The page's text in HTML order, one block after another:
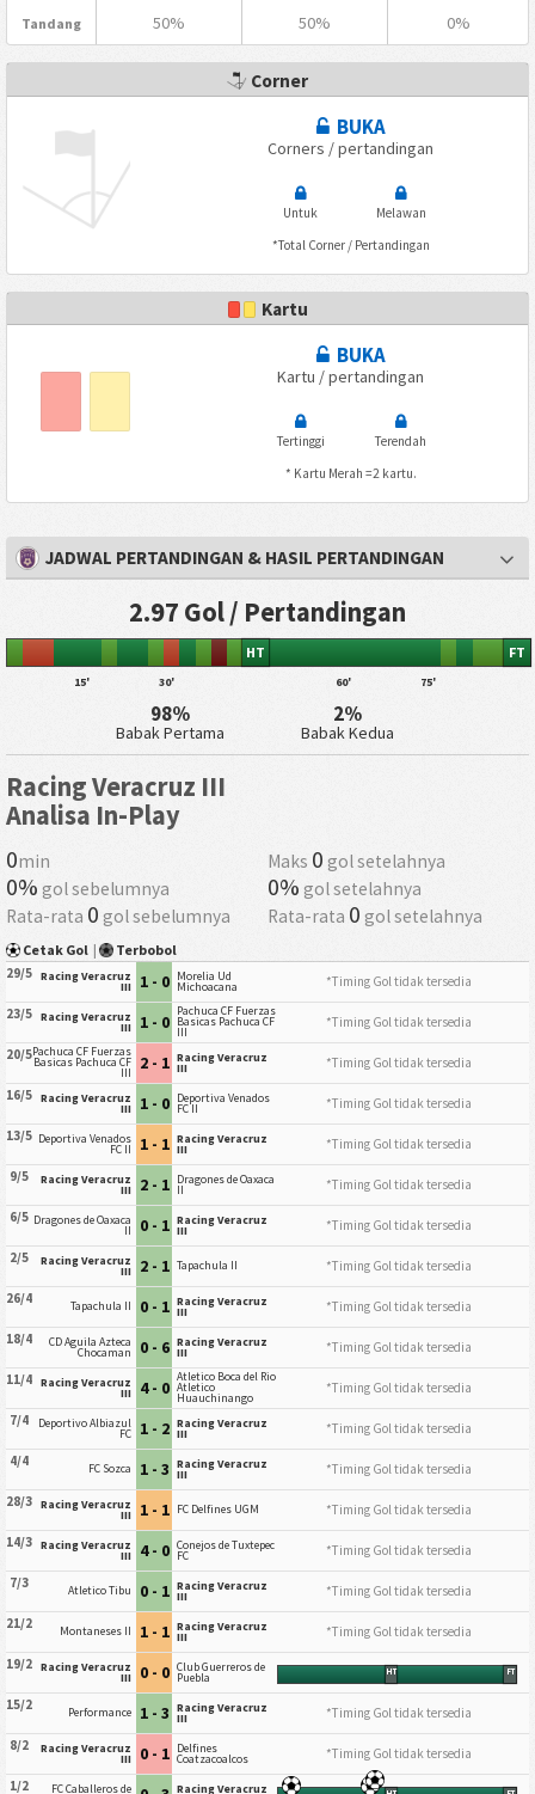
Tandang 50% 50% 0%
Corner
BUKA
Corners / pertandingan
Untuk
Melawan
*Total Corner / Pertandingan
Kartu
BUKA
Kartu / pertandingan
Tertinggi
Terendah
* Kartu Merah =2 kartu.
JADWAL PERTANDINGAN & HASIL PERTANDINGAN
2.97 Gol / Pertandingan
15' 30'
HT
60' 75'
FT
98%
Babak Pertama
2%
Babak Kedua
Racing Veracruz III
Analisa In-Play
0min Maks 0 gol setelahnya
0% gol sebelumnya 0% gol setelahnya
Rata-rata 0 gol sebelumnya Rata-rata 0 gol setelahnya
Cetak Gol | Terbobol
29/5 Racing Veracruz
III 1 - 0 Morelia Ud
Michoacana
*Timing Gol tidak tersedia
23/5 Racing Veracruz
III 1 - 0 Pachuca CF Fuerzas
Basicas Pachuca CF
III
*Timing Gol tidak tersedia
20/5Pachuca CF Fuerzas
Basicas Pachuca CF
III 2 - 1 Racing Veracruz
III
*Timing Gol tidak tersedia
16/5 Racing Veracruz
III 1 - 0 Deportiva Venados
FC II
*Timing Gol tidak tersedia
13/5 Deportiva Venados
FC II 1 - 1 Racing Veracruz
III
*Timing Gol tidak tersedia
9/5
Racing Veracruz
III 2 - 1 Dragones de Oaxaca
II
*Timing Gol tidak tersedia
6/5 Dragones de Oaxaca
II 0 - 1 Racing Veracruz
III
*Timing Gol tidak tersedia
2/5
Racing Veracruz
III 2 - 1 Tapachula II
*Timing Gol tidak tersedia
26/4
Tapachula II 0 - 1 Racing Veracruz
III
*Timing Gol tidak tersedia
18/4
CD Aguila Azteca
Chocaman 0 - 6 Racing Veracruz
III
*Timing Gol tidak tersedia
11/4 Racing Veracruz
III 4 - 0 Atletico Boca del Rio
Atletico
Huauchinango
*Timing Gol tidak tersedia
7/4
Deportivo Albiazul
FC 1 - 2 Racing Veracruz
III
*Timing Gol tidak tersedia
4/4
FC Sozca 1 - 3 Racing Veracruz
III
*Timing Gol tidak tersedia
28/3 Racing Veracruz
III 1 - 1 FC Delfines UGM
*Timing Gol tidak tersedia
14/3 Racing Veracruz
III 4 - 0 Conejos de Tuxtepec
FC
*Timing Gol tidak tersedia
7/3
Atletico Tibu 0 - 1 Racing Veracruz
III
*Timing Gol tidak tersedia
21/2
Montaneses II 1 - 1 Racing Veracruz
III
*Timing Gol tidak tersedia
19/2 Racing Veracruz
III 0 - 0 Club Guerreros de
Puebla HT FT
15/2 Performance 1 - 3 Racing Veracruz
III
*Timing Gol tidak tersedia
8/2
Racing Veracruz
III 0 - 1 Delfines
Coatzacoalcos
*Timing Gol tidak tersedia
1/2
FC Caballeros de Racing Veracruz